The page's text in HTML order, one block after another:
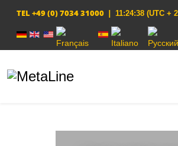
TEL +49 (0) 7034 31000 | 11:24:38 (UTC +
Escolha o seu idioma